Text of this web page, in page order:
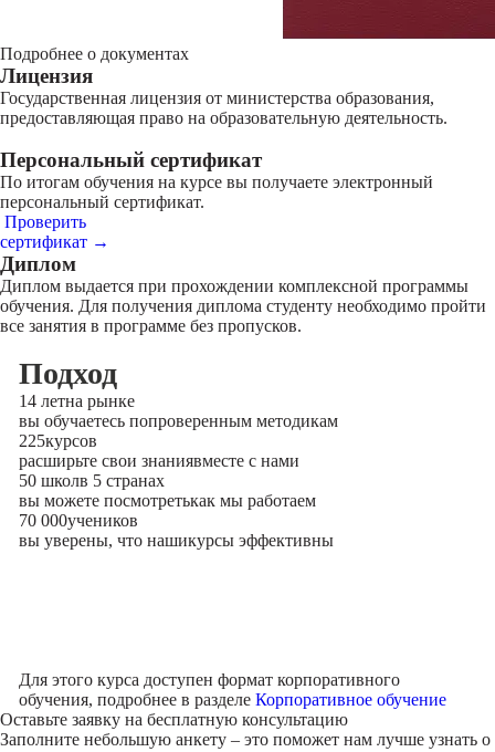
Подробнее о документах
Лицензия
Государственная лицензия от министерства образования,
предоставляющая право на образовательную деятельность.
Персональный сертификат
По итогам обучения на курсе вы получаете электронный
персональный сертификат.
Проверить
сертификат →
Диплом
Диплом выдается при прохождении комплексной программы
обучения. Для получения диплома студенту необходимо пройти
все занятия в программе без пропусков.
Подход
14 летна рынке
вы обучаетесь попроверенным методикам
225курсов
расширьте свои знаниявместе с нами
50 школв 5 странах
вы можете посмотретькак мы работаем
70 000учеников
вы уверены, что нашикурсы эффективны
Для этого курса доступен формат корпоративного
обучения, подробнее в разделе Корпоративное обучение
Оставьте заявку на бесплатную консультацию
Заполните небольшую анкету – это поможет нам лучше узнать о